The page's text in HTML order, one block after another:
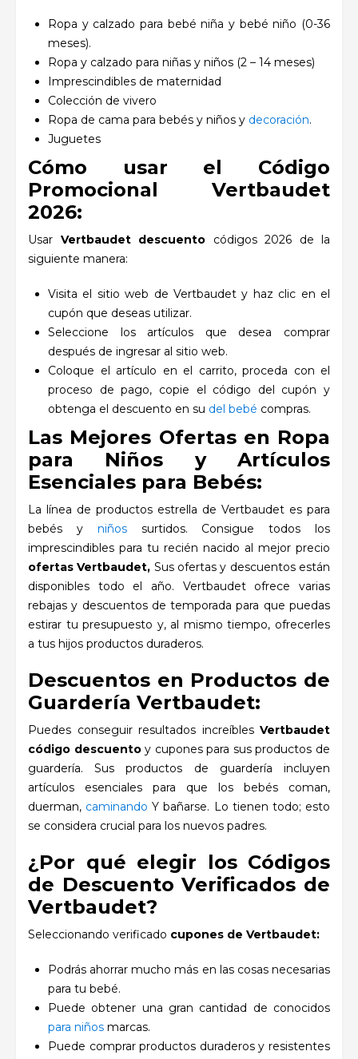
Ropa y calzado para bebé niña y bebé niño (0-36
meses).
Ropa y calzado para niñas y niños (2 – 14 meses)
Imprescindibles de maternidad
Colección de vivero
Ropa de cama para bebés y niños y decoración.
Juguetes
Cómo usar el Código
Promocional Vertbaudet
2026:
Usar Vertbaudet descuento códigos 2026 de la
siguiente manera:
Visita el sitio web de Vertbaudet y haz clic en el
cupón que deseas utilizar.
Seleccione los artículos que desea comprar
después de ingresar al sitio web.
Coloque el artículo en el carrito, proceda con el
proceso de pago, copie el código del cupón y
obtenga el descuento en su del bebé compras.
Las Mejores Ofertas en Ropa
para Niños y Artículos
Esenciales para Bebés:
La línea de productos estrella de Vertbaudet es para
bebés y
niños surtidos. Consigue todos los
imprescindibles para tu recién nacido al mejor precio
ofertas Vertbaudet, Sus ofertas y descuentos están
disponibles todo el año. Vertbaudet ofrece varias
rebajas y descuentos de temporada para que puedas
estirar tu presupuesto y, al mismo tiempo, ofrecerles
a tus hijos productos duraderos.
Descuentos en Productos de
Guardería Vertbaudet:
Puedes conseguir resultados increíbles Vertbaudet
código descuentoy cupones para sus productos de
guardería. Sus productos de guardería incluyen
artículos esenciales para que los bebés coman,
duerman, caminandoY bañarse. Lo tienen todo; esto
se considera crucial para los nuevos padres.
¿Por qué elegir los Códigos
de Descuento Verificados de
Vertbaudet?
Seleccionando verificado cupones de Vertbaudet:
Podrás ahorrar mucho más en las cosas necesarias
para tu bebé.
Puede obtener una gran cantidad de conocidos
para niños marcas.
Puede comprar productos duraderos y resistentes